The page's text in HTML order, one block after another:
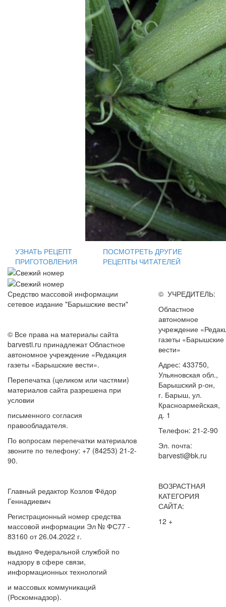
УЗНАТЬ РЕЦЕПТ
ПРИГОТОВЛЕНИЯ
ПОСМОТРЕТЬ ДРУГИЕ
РЕЦЕПТЫ ЧИТАТЕЛЕЙ
Средство массовой информации
сетевое издание "Барышские вести"
© Все права на материалы сайта
barvesti.ru принадлежат Областное
автономное учреждение «Редакция
газеты «Барышские вести».
Перепечатка (целиком или частями)
материалов сайта разрешена при
условии
письменного согласия
правообладателя.
По вопросам перепечатки материалов
звоните по телефону: +7 (84253) 21-2-
90.
Главный редактор Козлов Фёдор
Геннадиевич
Регистрационный номер средства
массовой информации Эл № ФС77 -
83160 от 26.04.2022 г.
выдано Федеральной службой по
надзору в сфере связи,
информационных технологий
и массовых коммуникаций
(Роскомнадзор).
© УЧРЕДИТЕЛЬ:
Областное
автономное
учреждение
газеты «Барышские
вести»
Адрес: 433750,
Ульяновская обл.,
Барышский р-он,
г. Барыш, ул.
Красноармейская,
д. 1
Телефон: 21-2-90
Эл. почта:
barvesti@bk.ru
ВОЗРАСТНАЯ
КАТЕГОРИЯ
САЙТА:
12 +